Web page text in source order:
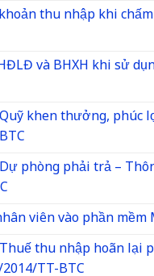
thu nhập khi
và BHXH khi sử
khen thưởng, phúc
phòng phải trả –
viên vào phần mềm
thu nhập hoãn lại
TT-BTC